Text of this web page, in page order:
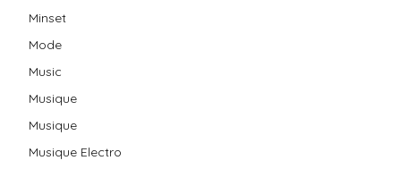
Minset
Mode
Music
Musique
Musique
Musique Electro